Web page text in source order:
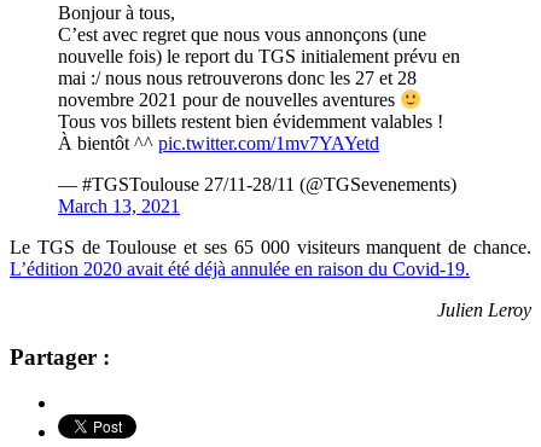
Bonjour à tous,
C’est avec regret que nous vous annonçons (une
nouvelle fois) le report du TGS initialement prévu en
mai :/ nous nous retrouverons donc les 27 et 28
novembre 2021 pour de nouvelles aventures
Tous vos billets restent bien évidemment valables !
À bientôt ^^ pic.twitter.com/1mv7YAYetd
— #TGSToulouse 27/11-28/11 (@TGSevenements)
March 13, 2021
Le TGS de Toulouse et ses 65 000 visiteurs manquent de chance.
L’édition 2020 avait été déjà annulée en raison du Covid-19.
Julien Leroy
Partager :